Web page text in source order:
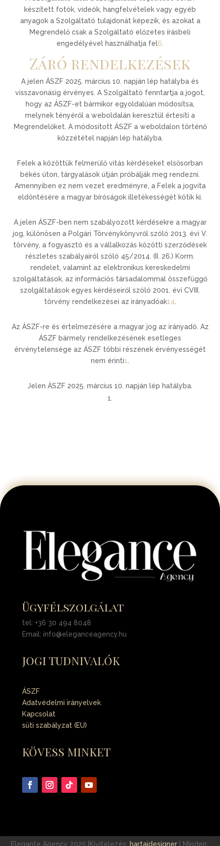
készített fotók, videók, hangfelvételek vagy egyéb
anyagok a Szolgáltató tulajdonát képezik, és azokat a
Megrendelő csak a Szolgáltató előzetes írásbeli
engedélyével használhatja fel6
Záró rendelkezések
A jelen ÁSZF 2025. március 10. napján lép hatályba és
visszavonásig érvényes. A Szolgáltató fenntartja a jogot,
hogy az ÁSZF-et bármikor egyoldalúan módosítsa,
melynek tényéről a weboldalán keresztül értesíti a
Megrendelőket. A módosított ÁSZF a weboldalon történő
közzététel napján lép hatályba.
Felek a közöttük felmerülő vitás kérdéseket elsősorban
békés úton, tárgyalások útján próbálják meg rendezni.
Amennyiben ez nem vezet eredményre, a Felek a jogvita
eldöntésére a magyar bíróságok illetékességét kötik ki.
A jelen ÁSZF-ben nem szabályozott kérdésekre a magyar
jog, különösen a Polgári Törvénykönyvről szóló 2013. évi V.
törvény, a fogyasztó és a vállalkozás közötti szerződések
részletes szabályairól szóló 45/2014. (II. 26.) Korm.
rendelet, valamint az elektronikus kereskedelmi
szolgáltatások, az információs társadalommal összefüggő
szolgáltatások egyes kérdéseiről szóló 2001. évi CVIII.
törvény rendelkezései az irányadóak1 4
Az ÁSZF-re és értelmezésére a magyar jog az irányadó. Az
ÁSZF bármely rendelkezésének esetleges
érvénytelensége az ÁSZF többi részének érvényességét
nem érinti1
Jelen ÁSZF 2025. március 10. napján lép hatályba.
Ügyfélszolgálat
tel: +36 30 494 8048
Email: info@eleganceagency.hu
JOGI TUDNIVALÓK
ÁSZF
Adatvédelmi irányelvek
Kapcsolat
süti szabályzat (EU)
KÖVESS MINKET
Elegante Agency 2025 |Kivitelezés: hartaidesigner | Minden